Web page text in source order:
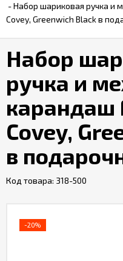
Возврат
ручек
Контакты
-Набор шариковая ручка и
Covey, Greenwich Black в
Набор
ручка и
карандаш
Covey,
в
Код товара: 318-500
-20%